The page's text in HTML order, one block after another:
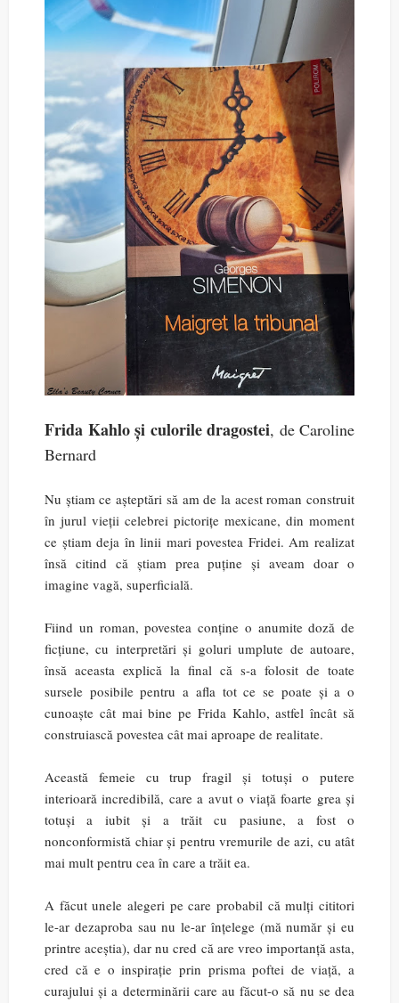
Frida Kahlo și culorile dragostei, de Caroline
Bernard
Nu știam ce așteptări să am de la acest roman construit
în jurul vieții celebrei pictorițe mexicane, din moment
ce știam deja în linii mari povestea Fridei. Am realizat
însă citind că știam prea puține și aveam doar o
imagine vagă, superficială.
Fiind un roman, povestea conține o anumite doză de
ficțiune, cu interpretări și goluri umplute de autoare,
însă aceasta explică la final că s-a folosit de toate
sursele posibile pentru a afla tot ce se poate și a o
cunoaște cât mai bine pe Frida Kahlo, astfel încât să
construiască povestea cât mai aproape de realitate.
Această femeie cu trup fragil și totuși o putere
interioară incredibilă, care a avut o viață foarte grea și
totuși a iubit și a trăit cu pasiune, a fost o
nonconformistă chiar și pentru vremurile de azi, cu atât
mai mult pentru cea în care a trăit ea.
A făcut unele alegeri pe care probabil că mulți cititori
le-ar dezaproba sau nu le-ar înțelege (mă număr și eu
printre aceștia), dar nu cred că are vreo importanță asta,
cred că e o inspirație prin prisma poftei de viață, a
curajului și a determinării care au făcut-o să nu se dea